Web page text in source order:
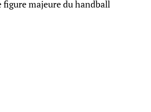
majeure du handball